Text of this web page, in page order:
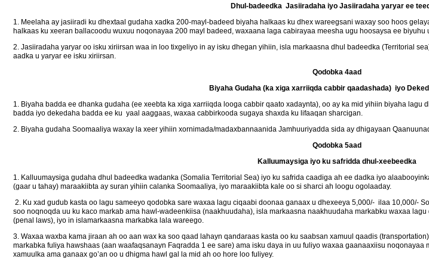
Dhul-badeedka Jasiiradaha iyo Jasiiradaha yaryar ee
1. Meelaha ay jasiiradi ku dhextaal gudaha xadka 200-mayl-badeed biyaha halkaas ku dhex wareegsani waxay soo hoos
halkaas ku xeeran ballacoodu wuxuu noqonayaa 200 mayl badeed, waxaana laga cabirayaa meesha ugu hoosaysa ee biyuhu
2. Jasiiradaha yaryar oo isku xiriirsan waa in loo tixgeliyo in ay isku dhegan yihiin, isla markaasna dhul badeedka (Territorial
aadka u yaryar ee isku xiriirsan.
Qodobka 4aad
Biyaha Gudaha (ka xiga xarriiqda cabbir qaadashada) iyo
1. Biyaha badda ee dhanka gudaha (ee xeebta ka xiga xarriiqda looga cabbir qaato xadaynta), oo ay ka mid yihiin biyaha
badda iyo dekedaha badda ee ku yaal aaggaas, waxaa cabbirkooda sugaya shaxda ku lifaaqan sharcigan.
2. Biyaha gudaha Soomaaliya waxay la xeer yihiin xornimada/madaxbannaanida Jamhuuriyadda sida ay dhigayaan
Qodobka 5aad
Kalluumaysiga iyo ku safridda dhul-xeebeedka
1. Kalluumaysiga gudaha dhul badeedka wadanka (Somalia Territorial Sea) iyo ku safrida caadiga ah ee dadka iyo
(gaar u tahay) maraakiibta ay suran yihiin calanka Soomaaliya, iyo maraakiibta kale oo si sharci ah loogu ogolaaday.
2. Ku xad gudub kasta oo lagu sameeyo qodobka sare waxaa lagu ciqaabi doonaa ganaax u dhexeeya 5,000/- ilaa 10,000/-
soo noqnoqda uu ku kaco markab ama hawl-wadeenkiisa (naakhuudaha), isla markaasna naakhuudaha markabku waxaa
(penal laws), iyo in islamarkaasna markabka lala wareego.
3. Waxaa waxba kama jiraan ah oo aan wax ka soo qaad lahayn qandaraas kasta oo ku saabsan xamuul qaadis
markabka fuliya hawshaas (aan waafaqsanayn Faqradda 1 ee sare) ama isku daya in uu fuliyo waxaa gaanaaxiisu
xamuulka ama ganaax go’an oo u dhigma hawl gal la mid ah oo hore loo fuliyey.